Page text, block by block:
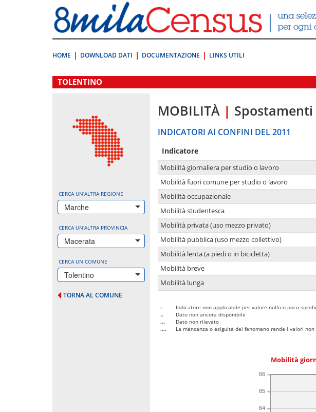
direttamente
a:
Contenuto
HOME DOWNLOAD DATI DOCUMENTAZIONE LINKS UTILI
.
TOLENTINO
CERCA UN'ALTRA REGIONE
Marche
CERCA UN'ALTRA PROVINCIA
Macerata
CERCA UN COMUNE
Tolentino
TORNA AL COMUNE
MOBILITÀ |
INDICATORI AI CONFINI DEL 2011
Indicatore
Mobilità giornaliera per studio o lavoro
Mobilità fuori comune per studio o lavoro
Mobilità occupazionale
Mobilità studentesca
Mobilità privata (uso mezzo privato)
Mobilità pubblica (uso mezzo collettivo)
Mobilità lenta (a piedi o in bicicletta)
Mobilità breve
Mobilità lunga
-
Indicatore non applicabile per valore nullo o poco
..
Dato non ancora disponibile
...
Dato non rilevato
....
La mancanza o esiguità del fenomeno rende i valori
Mobilità
64
65
66